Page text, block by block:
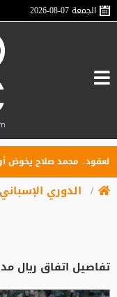
الجمعة2026-08-07
محمد صلاح يخوض أول
الدوري الإسباني
تفاصيل اتفاق ريال